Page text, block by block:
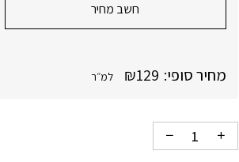
חשב מחיר
מחיר סופי: ₪129 למ״ר